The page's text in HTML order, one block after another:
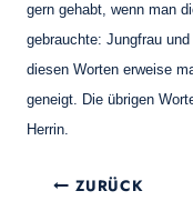
gern gehabt, wenn man
gebrauchte: Jungfrau
diesen Worten erweise
geneigt. Die übrigen
Herrin.
ZURÜCK